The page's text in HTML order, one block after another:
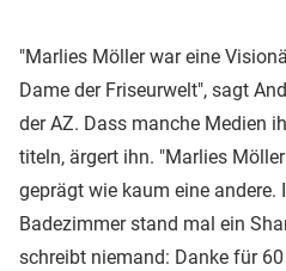
"Marlies Möller war eine
Dame der Friseurwelt", sagt
der AZ. Dass manche Medien
titeln, ärgert ihn. "Marlies
geprägt wie kaum eine andere.
Badezimmer stand mal ein
schreibt niemand: Danke für